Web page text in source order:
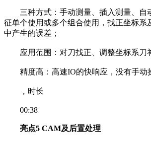
三种方式：手动测量、插入测量、自
征单个使用或多个组合使用，找正坐标系
中产生的误差；
应用范围：对刀找正、调整坐标系刀
精度高：高速IO的快响应，没有手动
，时长
00:38
亮点5 CAM及后置处理